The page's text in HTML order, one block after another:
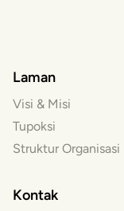
Laman
Visi & Misi
Tupoksi
Struktur Organisasi
Kontak